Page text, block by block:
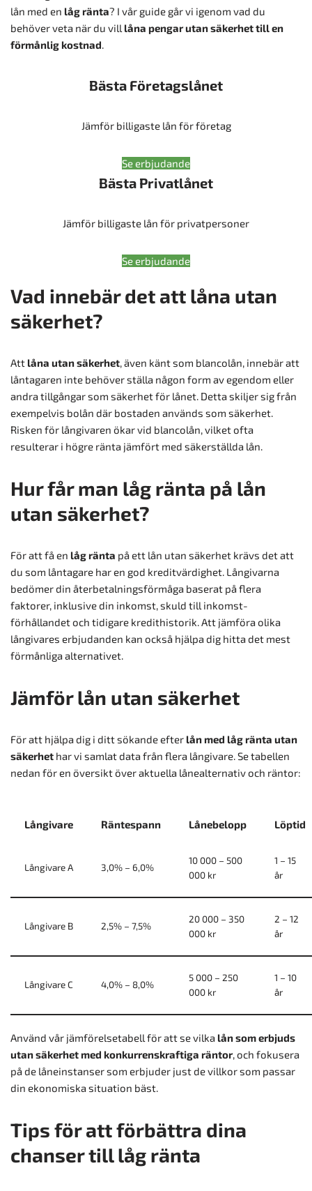
lån med en låg ränta? I vår guide går vi igenom vad du
behöver veta när du vill låna pengar utan säkerhet till en
förmånlig kostnad.
Bästa Företagslånet
Jämför billigaste lån för företag
Se erbjudande
Bästa Privatlånet
Jämför billigaste lån för privatpersoner
Se erbjudande
Vad innebär det att låna utan
säkerhet?
Att låna utan säkerhet, även känt som blancolån, innebär att
låntagaren inte behöver ställa någon form av egendom eller
andra tillgångar som säkerhet för lånet. Detta skiljer sig från
exempelvis bolån där bostaden används som säkerhet.
Risken för långivaren ökar vid blancolån, vilket ofta
resulterar i högre ränta jämfört med säkerställda lån.
Hur får man låg ränta på lån
utan säkerhet?
För att få en låg ränta på ett lån utan säkerhet krävs det att
du som låntagare har en god kreditvärdighet. Långivarna
bedömer din återbetalningsförmåga baserat på flera
faktorer, inklusive din inkomst, skuld till inkomst-
förhållandet och tidigare kredithistorik. Att jämföra olika
långivares erbjudanden kan också hjälpa dig hitta det mest
förmånliga alternativet.
Jämför lån utan säkerhet
För att hjälpa dig i ditt sökande efter lån med låg ränta utan
säkerhet har vi samlat data från flera långivare. Se tabellen
nedan för en översikt över aktuella lånealternativ och räntor:
Långivare Räntespann Lånebelopp Löptid
Långivare A 3,0% – 6,0%
10 000 – 500
000 kr
1 – 15
år
Långivare B 2,5% – 7,5%
20 000 – 350
000 kr
2 – 12
år
Långivare C 4,0% – 8,0%
5 000 – 250
000 kr
1 – 10
år
Använd vår jämförelsetabell för att se vilka lån som erbjuds
utan säkerhet med konkurrenskraftiga räntor, och fokusera
på de låneinstanser som erbjuder just de villkor som passar
din ekonomiska situation bäst.
Tips för att förbättra dina
chanser till låg ränta